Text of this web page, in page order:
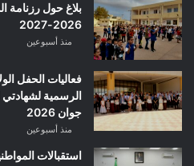
بلاغ حول رزنامة
2026-2027
منذ أسبوعين
فعاليات الحفل
الرسمية لشهادتي
جوان 2026
منذ أسبوعين
استقبالات